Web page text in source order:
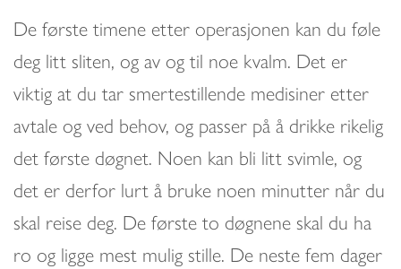
De første timene etter operasjonen kan du føle
deg litt sliten, og av og til noe kvalm. Det er
viktig at du tar smertestillende medisiner etter
avtale og ved behov, og passer på å drikke rikelig
det første døgnet. Noen kan bli litt svimle, og
det er derfor lurt å bruke noen minutter når du
skal reise deg. De første to døgnene skal du ha
ro og ligge mest mulig stille. De neste fem dager